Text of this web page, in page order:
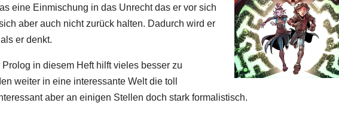
eine Einmischung in das Unrecht das er vor sich
aber auch nicht zurück halten. Dadurch wird er
er denkt.
in diesem Heft hilft vieles besser zu
weiter in eine interessante Welt die toll
aber an einigen Stellen doch stark formalistisch.